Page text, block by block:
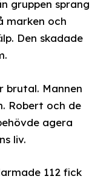
gruppen sprang
marken och
Den skadade
brutal. Mannen
Robert och de
agera
liv.
112 fick